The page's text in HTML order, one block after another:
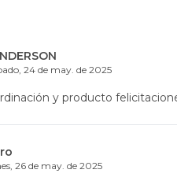
24 de may. de 2025
y producto felicitaciones
26 de may. de 2025